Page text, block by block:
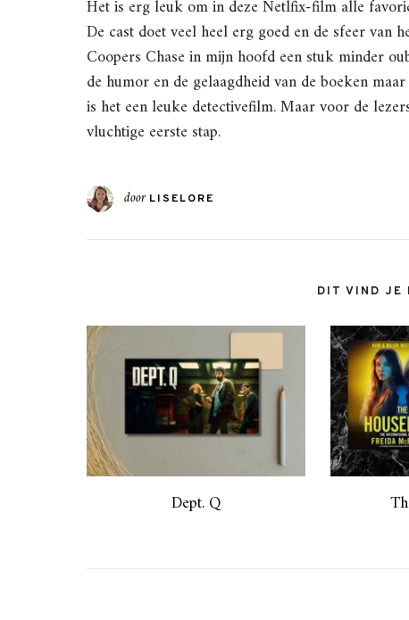
Het is erg leuk om in deze Netlfix-film alle
De cast doet veel heel erg goed en de sfeer
Coopers Chase in mijn hoofd een stuk minder
de humor en de gelaagdheid van de boeken
is het een leuke detectivefilm. Maar voor de
vluchtige eerste stap.
door LISELORE
DIT VIND JE
Dept. Q